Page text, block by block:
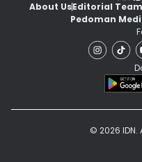
About UsEditorial
Pedoman
© 2026 IDN.